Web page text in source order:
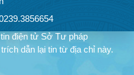
điện tử Sở Tư pháp
dẫn lại tin từ địa chỉ này.